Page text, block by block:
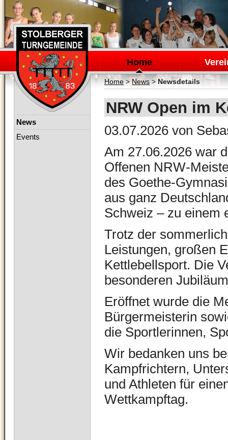
Navigation
überspringen
Home
Home> News>Newsdetails
NRW Open im
03.07.2026 von
Am 27.06.2026 war
Offenen NRW-
des Goethe-
aus ganz
Schweiz – zu einem
Trotz der
Leistungen, großen
Kettlebellsport. Die
besonderen
Eröffnet wurde die
Bürgermeisterin
die Sportlerinnen,
Wir bedanken uns
Kampfrichtern,
und Athleten für
Wettkampftag.
Navigation
News
Events